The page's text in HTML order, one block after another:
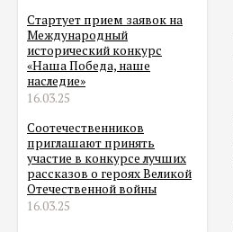
Стартует прием заявок на
Международный
исторический конкурс
«Наша Победа, наше
наследие»
16.03.25
Соотечественников
приглашают принять
участие в конкурсе лучших
рассказов о героях Великой
Отечественной войны
16.03.25